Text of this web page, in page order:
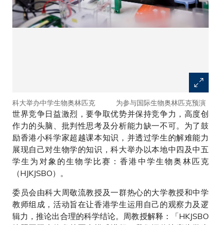
科大举办中学生物奥林匹克 为参与国际生物奥林匹克预演
世界竞争日益激烈，要争取优势并保持竞争力，高度创
作力的头脑、批判性思考及分析能力缺一不可。为了鼓
励香港小科学家超越课本知识，并透过学生的解难能力
展现自己对生物学的知识，科大举办以本地中四及中五
学生为对象的生物学比赛：香港中学生物奥林匹克
（HJKJSBO）。
委员会由科大周敬流教授及一群热心的大学教授和中学
教师组成，活动旨在让香港学生运用自己的观察力及逻
辑力，推论出合理的科学结论。周教授解释：「HKJSBO